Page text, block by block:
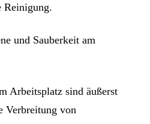
Reinigung.
und Sauberkeit am
Arbeitsplatz sind äußerst
Verbreitung von